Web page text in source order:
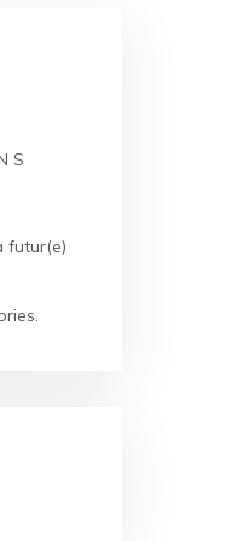
S
futur(e)